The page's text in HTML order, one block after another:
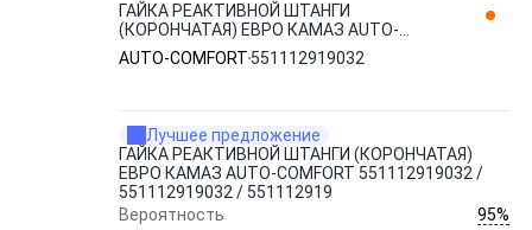
ГАЙКА РЕАКТИВНОЙ ШТАНГИ
(КОРОНЧАТАЯ) ЕВРО КАМАЗ AUTO-
COMFORT 551112919032 / 551112919032
/ 551112919
AUTO-COMFORT 551112919032
Лучшее предложение
ГАЙКА РЕАКТИВНОЙ ШТАНГИ (КОРОНЧАТАЯ)
ЕВРО КАМАЗ AUTO-COMFORT 551112919032 /
551112919032 / 551112919
Вероятность
95%